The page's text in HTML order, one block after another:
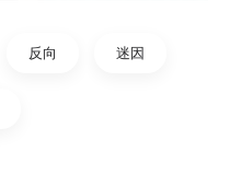
反向 迷因